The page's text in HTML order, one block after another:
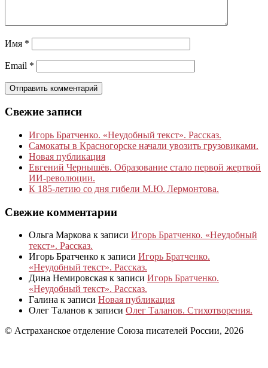
Имя *
Email *
Свежие записи
Игорь Братченко. «Неудобный текст». Рассказ.
Самокаты в Красногорске начали увозить грузовиками.
Новая публикация
Евгений Чернышёв. Образование стало первой жертвой
ИИ-революции.
К 185‑летию со дня гибели М.Ю. Лермонтова.
Свежие комментарии
Ольга Маркова к записи Игорь Братченко. «Неудобный
текст». Рассказ.
Игорь Братченко к записи Игорь Братченко.
«Неудобный текст». Рассказ.
Дина Немировская к записи Игорь Братченко.
«Неудобный текст». Рассказ.
Галина к записи Новая публикация
Олег Таланов к записи Олег Таланов. Стихотворения.
© Астраханское отделение Союза писателей России, 2026